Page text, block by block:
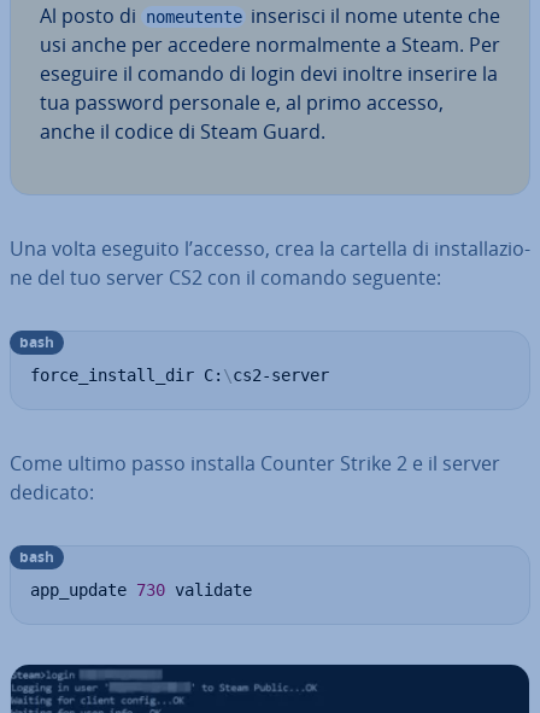
Al posto di nomeutente inserisci il nome utente che
usi anche per accedere nor­mal­men­te a Steam. Per
eseguire il comando di login devi inoltre inserire la
tua password personale e, al primo accesso,
anche il codice di Steam Guard.
Una volta eseguito l’accesso, crea la cartella di in­stal­la­zio­
ne del tuo server CS2 con il comando seguente:
force_install_dir C: \cs2-server
bash
Come ultimo passo installa Counter Strike 2 e il server
dedicato:
app_update 730 validate
bash